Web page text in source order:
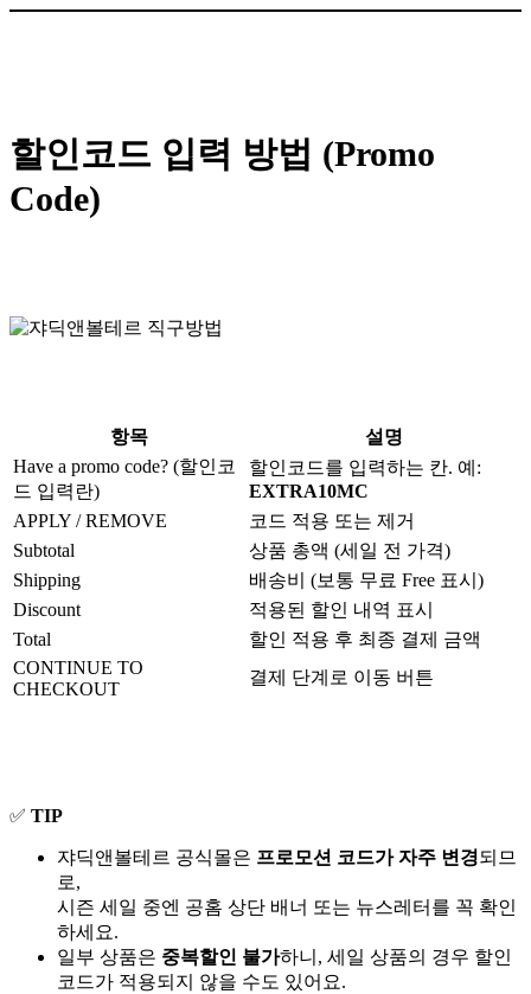
할인코드 입력 방법 (Promo
Code)
항목
설명
Have a promo code? (할인코
드 입력란)
할인코드를 입력하는 칸. 예:
EXTRA10MC
APPLY / REMOVE
코드 적용 또는 제거
Subtotal
상품 총액 (세일 전 가격)
Shipping
배송비 (보통 무료 Free 표시)
Discount
적용된 할인 내역 표시
Total
할인 적용 후 최종 결제 금액
CONTINUE TO
CHECKOUT
결제 단계로 이동 버튼
✅ TIP
쟈딕앤볼테르 공식몰은 프로모션 코드가 자주 변경되므
로,
시즌 세일 중엔 공홈 상단 배너 또는 뉴스레터를 꼭 확인
하세요.
일부 상품은 중복할인 불가하니, 세일 상품의 경우 할인
코드가 적용되지 않을 수도 있어요.